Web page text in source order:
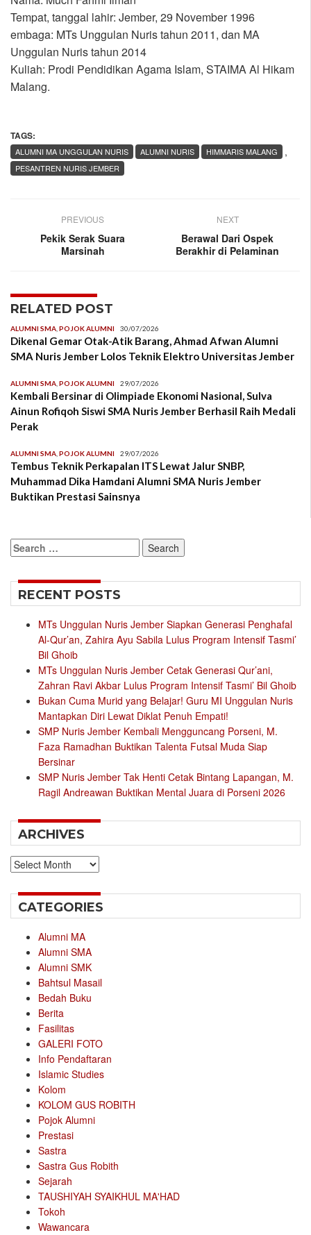
Tempat, tanggal lahir: Jember, 29 November 1996
embaga: MTs Unggulan Nuris tahun 2011, dan MA
Unggulan Nuris tahun 2014
Kuliah: Prodi Pendidikan Agama Islam, STAIMA Al Hikam
Malang.
TAGS:
,
ALUMNI MA UNGGULAN NURIS ALUMNI NURIS
HIMMARIS MALANG
PESANTREN NURIS JEMBER
PREVIOUS
Pekik Serak Suara
Marsinah
NEXT
Berawal Dari Ospek
Berakhir di Pelaminan
RELATED POST
ALUMNI SMA POJOK ALUMNI 30/07/2026
Dikenal Gemar Otak-Atik Barang, Ahmad Afwan Alumni
SMA Nuris Jember Lolos Teknik Elektro Universitas Jember
ALUMNI SMA POJOK ALUMNI 29/07/2026
Kembali Bersinar di Olimpiade Ekonomi Nasional, Sulva
Ainun Rofiqoh Siswi SMA Nuris Jember Berhasil Raih Medali
Perak
ALUMNI SMA POJOK ALUMNI 29/07/2026
Tembus Teknik Perkapalan ITS Lewat Jalur SNBP,
Muhammad Dika Hamdani Alumni SMA Nuris Jember
Buktikan Prestasi Sainsnya
Search
for:
RECENT POSTS
MTs Unggulan Nuris Jember Siapkan Generasi Penghafal
Al-Qur’an, Zahira Ayu Sabila Lulus Program Intensif Tasmi’
Bil Ghoib
MTs Unggulan Nuris Jember Cetak Generasi Qur’ani,
Zahran Ravi Akbar Lulus Program Intensif Tasmi’ Bil Ghoib
Bukan Cuma Murid yang Belajar! Guru MI Unggulan Nuris
Mantapkan Diri Lewat Diklat Penuh Empati!
SMP Nuris Jember Kembali Mengguncang Porseni, M.
Faza Ramadhan Buktikan Talenta Futsal Muda Siap
Bersinar
SMP Nuris Jember Tak Henti Cetak Bintang Lapangan, M.
Ragil Andreawan Buktikan Mental Juara di Porseni 2026
ARCHIVES
Archives
CATEGORIES
Alumni MA
Alumni SMA
Alumni SMK
Bahtsul Masail
Bedah Buku
Berita
Fasilitas
GALERI FOTO
Info Pendaftaran
Islamic Studies
Kolom
KOLOM GUS ROBITH
Pojok Alumni
Prestasi
Sastra
Sastra Gus Robith
Sejarah
TAUSHIYAH SYAIKHUL MA'HAD
Tokoh
Wawancara